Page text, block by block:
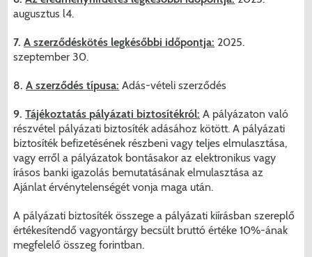
augusztus l4.
7.A szerződéskötés legkésőbbi időpontja: 2025.
szeptember 30.
8.A szerződés típusa: Adás-vételi szerződés
9.Tájékoztatás pályázati biztosítékról: A pályázaton való
részvétel pályázati biztosíték adásához kötött. A pályázati
biztosíték befizetésének részbeni vagy teljes elmulasztása,
vagy erről a pályázatok bontásakor az elektronikus vagy
írásos banki igazolás bemutatásának elmulasztása az
Ajánlat érvénytelenségét vonja maga után.
A pályázati biztosíték összege a pályázati kiírásban szereplő
értékesítendő vagyontárgy becsült bruttó értéke 10%-ának
megfelelő összeg forintban.